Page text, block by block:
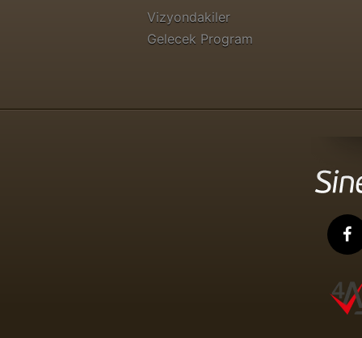
Vizyondakiler
Gelecek Program